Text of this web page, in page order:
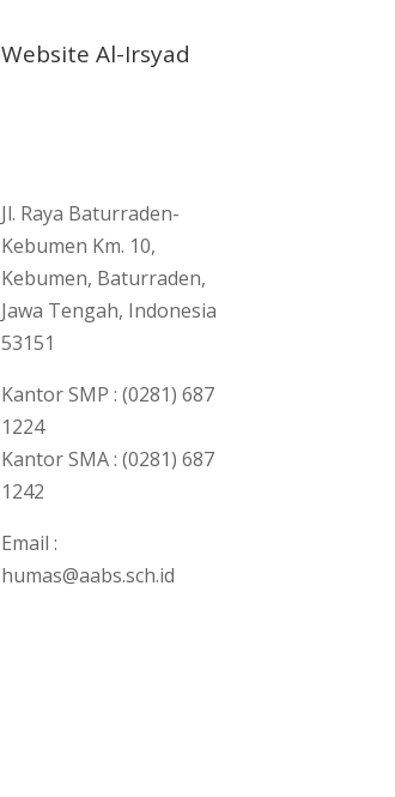
Website Al-Irsyad
Jl. Raya Baturraden-
Kebumen Km. 10,
Kebumen, Baturraden,
Jawa Tengah, Indonesia
53151
Kantor SMP : (0281) 687
1224
Kantor SMA : (0281) 687
1242
Email :
humas@aabs.sch.id